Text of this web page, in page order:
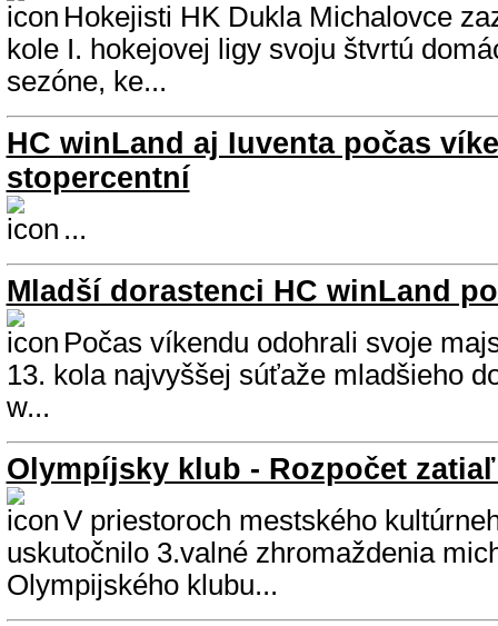
Hokejisti HK Dukla Michalovce
kole I. hokejovej ligy svoju štvrtú
sezóne, ke...
HC winLand aj Iuventa počas
stopercentní
...
Mladší dorastenci HC winLand
Počas víkendu odohrali svoje
13. kola najvyššej súťaže mladšieho
w...
Olympíjsky klub - Rozpočet
V priestoroch mestského
uskutočnilo 3.valné zhromaždenia
Olympijského klubu...